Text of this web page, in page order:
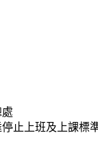
止上班及上課